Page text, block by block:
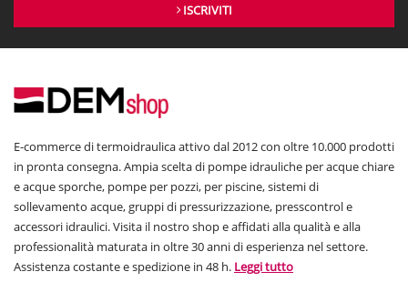
ISCRIVITI
E-commerce di termoidraulica attivo dal 2012 con oltre 10.000 prodotti
in pronta consegna. Ampia scelta di pompe idrauliche per acque chiare
e acque sporche, pompe per pozzi, per piscine, sistemi di
sollevamento acque, gruppi di pressurizzazione, presscontrol e
accessori idraulici. Visita il nostro shop e affidati alla qualità e alla
professionalità maturata in oltre 30 anni di esperienza nel settore.
Assistenza costante e spedizione in 48 h. Leggi tutto